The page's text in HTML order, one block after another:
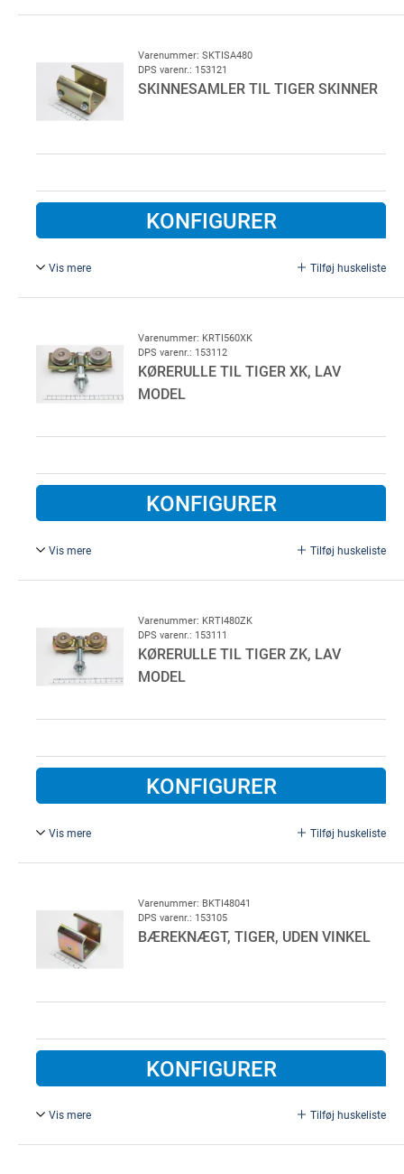
Type 560.
Varenummer: SKTISA480
DPS varenr.: 153121
SKINNESAMLER TIL TIGER SKINNER
KONFIGURER
Vis mere Tilføj huskeliste
Varenummer: KRTI560XK
DPS varenr.: 153112
KØRERULLE TIL TIGER XK, LAV
MODEL
KONFIGURER
Vis mere Tilføj huskeliste
Varenummer: KRTI480ZK
DPS varenr.: 153111
KØRERULLE TIL TIGER ZK, LAV
MODEL
KONFIGURER
Vis mere Tilføj huskeliste
Varenummer: BKTI48041
DPS varenr.: 153105
BÆREKNÆGT, TIGER, UDEN VINKEL
KONFIGURER
Vis mere Tilføj huskeliste
Type 480.